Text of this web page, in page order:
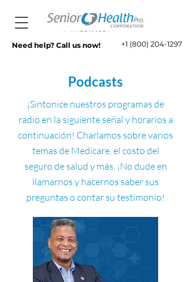
+1 (800) 204-1297
Need help? Call us now!
Podcasts
¡Sintonice nuestros programas de
radio en la siguiente señal y horarios a
continuación! Charlamos sobre varios
temas de Medicare, el costo del
seguro de salud y más. ¡No dude en
llamarnos y hacernos saber sus
preguntas o contar su testimonio!